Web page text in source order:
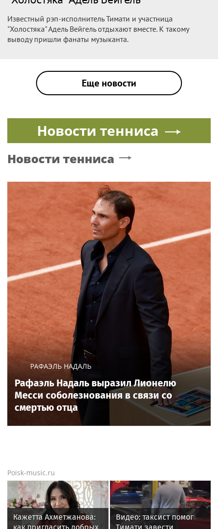
Известный рэп-исполнитель Тимати и участница
"Холостяка" Адель Вейгель отдыхают вместе. К такому
выводу пришли фанаты музыканта.
Еще новости
Новости тенниса
Новости тенниса
РАФАЭЛЬ НАДАЛЬ
Рафаэль Надаль выразил Лионелю
Месси соболезнования в связи со
смертью отца
Poisk-music.ru
Кажетта Ахметжанова:
Видео: таксист помог